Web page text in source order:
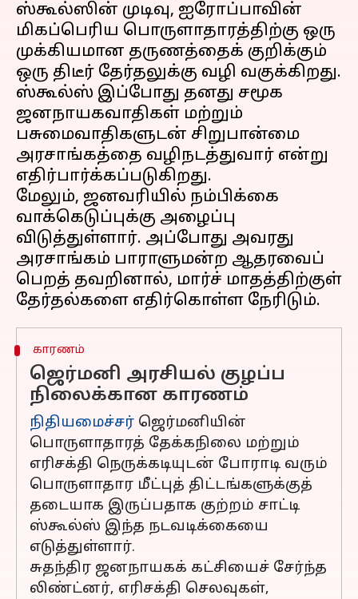
ஸ்கூல்ஸின் முடிவு, ஐரோப்பாவின்
மிகப்பெரிய பொருளாதாரத்திற்கு ஒரு
முக்கியமான தருணத்தைக் குறிக்கும்
ஒரு திடீர் தேர்தலுக்கு வழி வகுக்கிறது.
ஸ்கூல்ஸ் இப்போது தனது சமூக
ஜனநாயகவாதிகள் மற்றும்
பசுமைவாதிகளுடன் சிறுபான்மை
அரசாங்கத்தை வழிநடத்துவார் என்று
எதிர்பார்க்கப்படுகிறது.
மேலும், ஜனவரியில் நம்பிக்கை
வாக்கெடுப்புக்கு அழைப்பு
விடுத்துள்ளார். அப்போது அவரது
அரசாங்கம் பாராளுமன்ற ஆதரவைப்
பெறத் தவறினால், மார்ச் மாதத்திற்குள்
காரணம்
ஜெர்மனி அரசியல் குழப்ப
நிலைக்கான காரணம்
நிதியமைச்சர் ஜெர்மனியின்
பொருளாதாரத் தேக்கநிலை மற்றும்
எரிசக்தி நெருக்கடியுடன் போராடி வரும்
பொருளாதார மீட்புத் திட்டங்களுக்குத்
தடையாக இருப்பதாக குற்றம் சாட்டி
ஸ்கூல்ஸ் இந்த நடவடிக்கையை
எடுத்துள்ளார்.
சுதந்திர ஜனநாயகக் கட்சியைச் சேர்ந்த
லிண்ட்னர், எரிசக்தி செலவுகள்,